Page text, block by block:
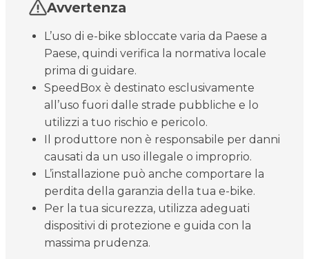
Avvertenza
L’uso di e-bike sbloccate varia da Paese a
Paese, quindi verifica la normativa locale
prima di guidare.
SpeedBox è destinato esclusivamente
all’uso fuori dalle strade pubbliche e lo
utilizzi a tuo rischio e pericolo.
Il produttore non è responsabile per danni
causati da un uso illegale o improprio.
L’installazione può anche comportare la
perdita della garanzia della tua e-bike.
Per la tua sicurezza, utilizza adeguati
dispositivi di protezione e guida con la
massima prudenza.